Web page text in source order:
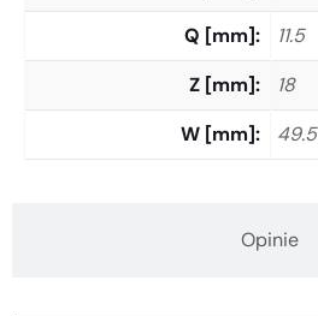
Opinie
Q [mm]
11.5
Z [mm]
18
W [mm]
49.5